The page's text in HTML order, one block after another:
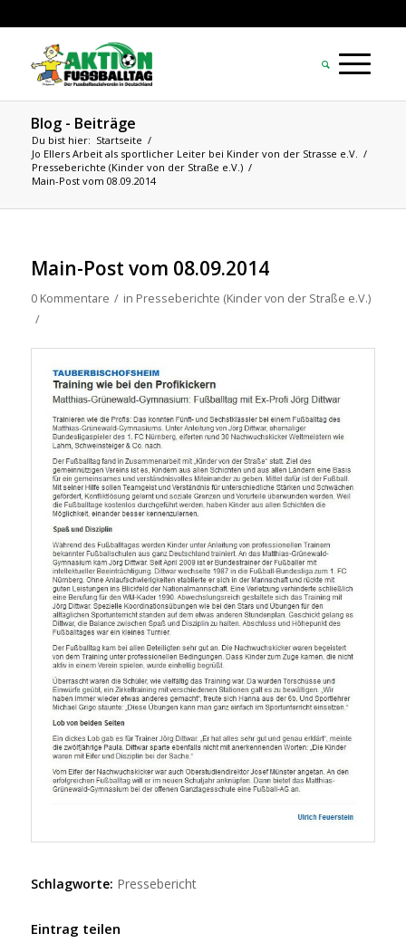
Blog - Beiträge
Du bist hier: Startseite /
Jo Ellers Arbeit als sportlicher Leiter bei Kinder von der Strasse e.V. /
Presseberichte (Kinder von der Straße e.V.) /
Main-Post vom 08.09.2014
Main-Post vom 08.09.2014
0 Kommentare / in Presseberichte (Kinder von der Straße e.V.)
/
Schlagworte: Pressebericht
Eintrag teilen